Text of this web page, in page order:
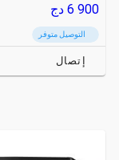
6 900 دج
التوصيل متوفر
إتصال